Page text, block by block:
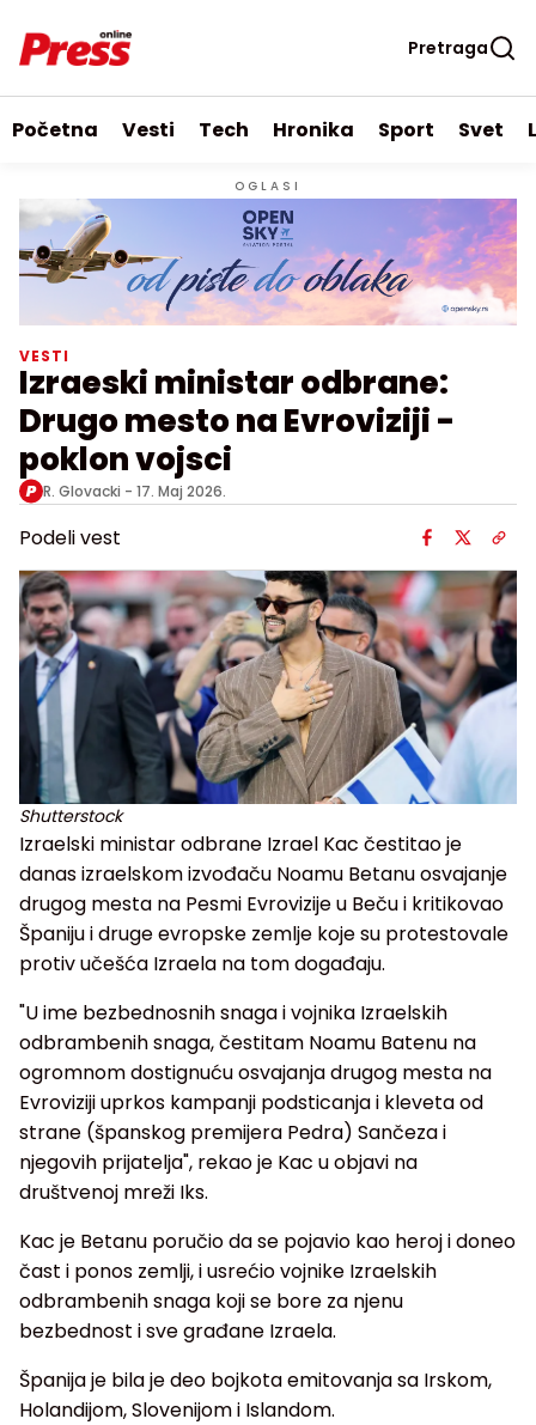
Pretraga
Početna Vesti Tech Hronika Sport Svet
OGLASI
VESTI
Izraeski ministar odbrane:
Drugo mesto na Evroviziji -
poklon vojsci
R. Glovacki - 17. Maj 2026.
Podeli vest
Shutterstock
Izraelski ministar odbrane Izrael Kac čestitao je
danas izraelskom izvođaču Noamu Betanu osvajanje
drugog mesta na Pesmi Evrovizije u Beču i kritikovao
Španiju i druge evropske zemlje koje su protestovale
protiv učešća Izraela na tom događaju.
"U ime bezbednosnih snaga i vojnika Izraelskih
odbrambenih snaga, čestitam Noamu Batenu na
ogromnom dostignuću osvajanja drugog mesta na
Evroviziji uprkos kampanji podsticanja i kleveta od
strane (španskog premijera Pedra) Sančeza i
njegovih prijatelja", rekao je Kac u objavi na
društvenoj mreži Iks.
Kac je Betanu poručio da se pojavio kao heroj i doneo
čast i ponos zemlji, i usrećio vojnike Izraelskih
odbrambenih snaga koji se bore za njenu
bezbednost i sve građane Izraela.
Španija je bila je deo bojkota emitovanja sa Irskom,
Holandijom, Slovenijom i Islandom.